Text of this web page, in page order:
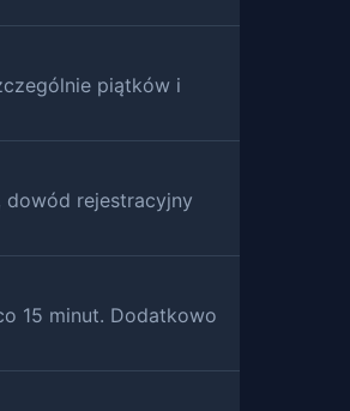
piątków i
dowód rejestracyjny
15 minut. Dodatkowo